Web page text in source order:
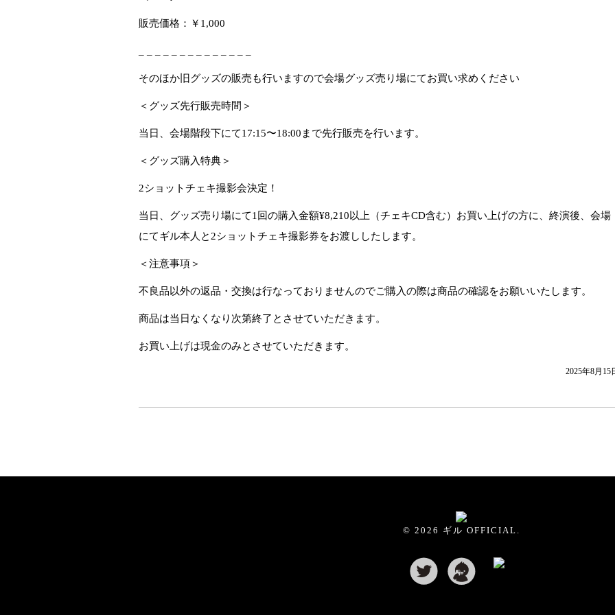
販売価格：￥ 1,000
そのほか旧グッズの販売も行いますので会場グッズ売り場にてお買い求めください
＜グッズ先行販売時間＞
当日、会場階段下にて17:15〜18:00 まで先行販売を行います。
＜グッズ購入特典＞
2ショットチェキ撮影会決定！
当日、グッズ売り場にて1 回の購入金額¥8,210以上（チェキCD含む）お買い上げの方に、終演後、会場
にてギル本人と 2ショットチェキ撮影券をお渡ししたします。
＜注意事項＞
不良品以外の返品・交換は行なっておりませんのでご購入の際は商品の確認をお願いいたします。
商品は当日なくなり次第終了とさせていただきます。
お買い上げは現金のみとさせていただきます。
2025年8月15
© 2026 ギル OFFICIAL.